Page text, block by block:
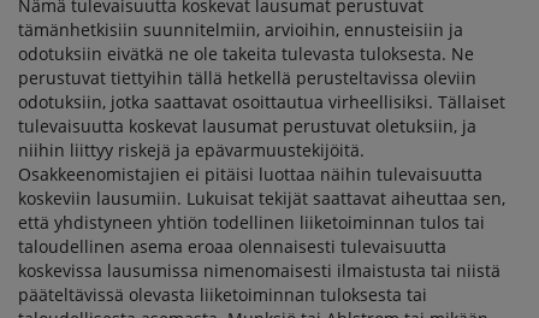
Nämä tulevaisuutta koskevat lausumat perustuvat
tämänhetkisiin suunnitelmiin, arvioihin, ennusteisiin ja
odotuksiin eivätkä ne ole takeita tulevasta tuloksesta. Ne
perustuvat tiettyihin tällä hetkellä perusteltavissa oleviin
odotuksiin, jotka saattavat osoittautua virheellisiksi. Tällaiset
tulevaisuutta koskevat lausumat perustuvat oletuksiin, ja
niihin liittyy riskejä ja epävarmuustekijöitä.
Osakkeenomistajien ei pitäisi luottaa näihin tulevaisuutta
koskeviin lausumiin. Lukuisat tekijät saattavat aiheuttaa sen,
että yhdistyneen yhtiön todellinen liiketoiminnan tulos tai
taloudellinen asema eroaa olennaisesti tulevaisuutta
koskevissa lausumissa nimenomaisesti ilmaistusta tai niistä
pääteltävissä olevasta liiketoiminnan tuloksesta tai